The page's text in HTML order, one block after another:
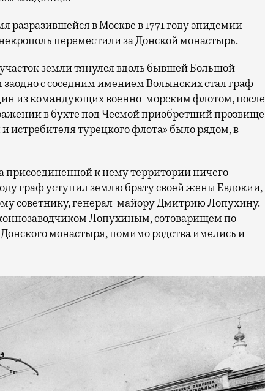
разразившейся в Москве в 1771 году эпидемии
переместили за Донской монастырь.
земли тянулся вдоль бывшей Большой
с соседним имением Волынских стал граф
из командующих военно-морским флотом, после
в бухте под Чесмой приобретший прозвище
истребителя турецкого флота» было рядом, в
к нему территории ничего
граф уступил землю брату своей жены Евдокии,
советнику, генерал-майору Дмитрию Лопухину.
Лопухиным, сотоварищем по
монастыря, помимо родства имелись и